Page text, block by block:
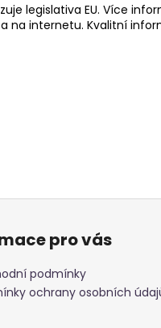
legislativa EU. Více
na internetu. Kvalitní
pro vás
podmínky
ochrany osobních